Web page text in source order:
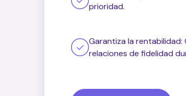
prioridad.
Garantiza la
relaciones de fidelidad